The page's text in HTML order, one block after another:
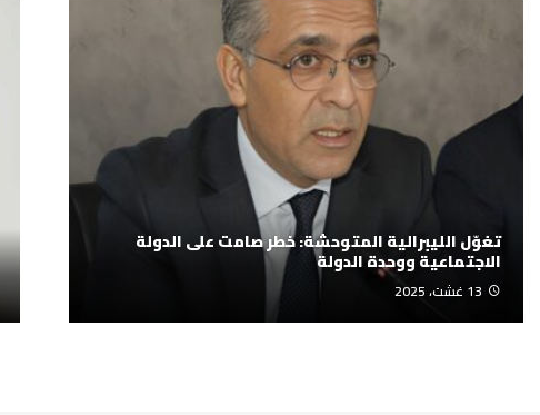
تغوّل الليبرالية المتوحشة: خطر صامت على الدولة
الاجتماعية ووحدة الدولة
13 غشت، 2025